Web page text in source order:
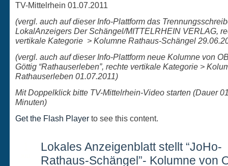
TV-Mittelrhein 01.07.2011
(vergl. auch auf dieser Info-Plattform das
LokalAnzeigers Der Schängel/MITTELRHEIN VERLAG,
vertikale Kategorie > Kolumne Rathaus-Schängel
(vergl. auch auf dieser Info-Plattform neue Kolumne von
Göttig “Rathauserleben”, rechte vertikale Kategorie >
Rathauserleben 01.07.2011)
Mit Doppelklick bitte TV-Mittelrhein-Video starten (Dauer
Minuten)
Get the Flash Player to see this content.
Lokales Anzeigenblatt stellt “JoHo-
Rathaus-Schängel”- Kolumne von